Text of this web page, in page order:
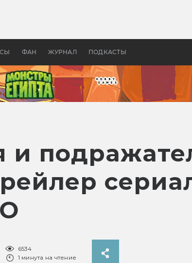
ФАН ЖУРНАЛ ПОДКАСТЫ
Древней Грецией
и
6534
1 минута на чтение